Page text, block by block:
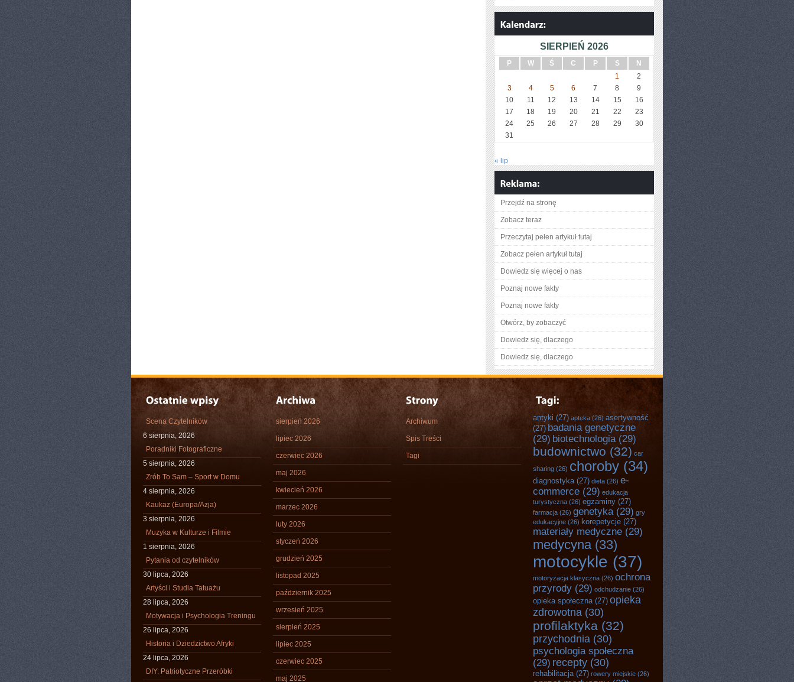
SIERPIEŃ 2026
P W Ś C P S
N
1
2
3
4 5 6 7 8
9
10
11 12 13 14 15
16
17
18 19 20 21 22
23
24
25 26 27 28 29
30
31
« lip
Przejdź na stronę
Zobacz teraz
Przeczytaj pełen artykuł tutaj
Zobacz pełen artykuł tutaj
Dowiedz się więcej o nas
Poznaj nowe fakty
Poznaj nowe fakty
Otwórz, by zobaczyć
Dowiedz się, dlaczego
Dowiedz się, dlaczego
Scena Czytelników
6 sierpnia, 2026
Poradniki Fotograficzne
5 sierpnia, 2026
Zrób To Sam – Sport w Domu
4 sierpnia, 2026
Kaukaz (Europa/Azja)
3 sierpnia, 2026
Muzyka w Kulturze i Filmie
1 sierpnia, 2026
Pytania od czytelników
30 lipca, 2026
Artyści i Studia Tatuażu
28 lipca, 2026
Motywacja i Psychologia Treningu
26 lipca, 2026
Historia i Dziedzictwo Afryki
24 lipca, 2026
DIY: Patriotyczne Przeróbki
sierpień 2026
lipiec 2026
czerwiec 2026
maj 2026
kwiecień 2026
marzec 2026
luty 2026
styczeń 2026
grudzień 2025
listopad 2025
październik 2025
wrzesień 2025
sierpień 2025
lipiec 2025
czerwiec 2025
maj 2025
Archiwum
Spis Treści
Tagi
antyki (27) apteka (26) asertywność
(27) badania genetyczne
(29) biotechnologia (29)
budownictwo (32) car
sharing (26) choroby (34)
diagnostyka(27) dieta (26) e-
commerce (29) edukacja
turystyczna (26) egzaminy (27)
farmacja (26) genetyka (29) gry
edukacyjne (26) korepetycje (27)
materiały medyczne (29)
medycyna(33)
motocykle (37)
motoryzacja klasyczna (26) ochrona
przyrody (29) odchudzanie (26)
opieka społeczna(27) opieka
zdrowotna (30)
profilaktyka (32)
przychodnia (30)
psychologia społeczna
(29) recepty (30)
rehabilitacja(27) rowery miejskie (26)